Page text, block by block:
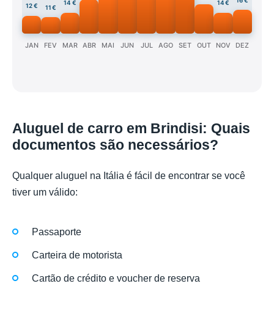
12 €
JAN
11 €
FEV
14 €
MAR ABR MAI JUN JUL AGO SET OUT
14 €
NOV DEZ
Aluguel de carro em Brindisi: Quais
documentos são necessários?
Qualquer aluguel na Itália é fácil de encontrar se você
tiver um válido:
Passaporte
Carteira de motorista
Cartão de crédito e voucher de reserva